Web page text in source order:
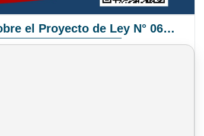
Pronunciamiento Institucional sobre el Proyecto de Ley N° 068/2025-2026 C.S.